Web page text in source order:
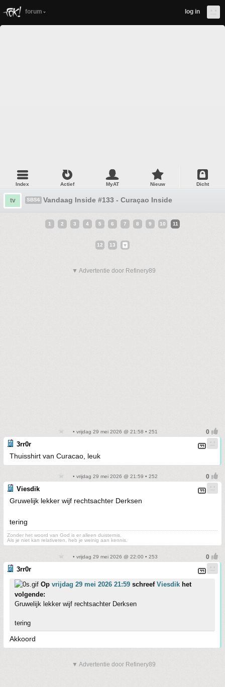
forum log in
Index Actief MyAT Nieuw Dicht
tv SBS6 Vandaag Inside #133 - Curaçao Inside
1 2 3 4 5 6 7 8 9 10 11
12 13
▼ Advertentie door Refinery89
• vrijdag 29 mei 2026 @ 21:58 • 251
3rr0r
Thuisshirt van Curacao, leuk
• vrijdag 29 mei 2026 @ 21:59 • 252
Viesdik
Gruwelijk lekker wijf rechtsachter Derksen
tering
Zonder het woord van God is er alleen duisternis.
Als je niet kan relativeren, heb je weinig aan kennis.
• vrijdag 29 mei 2026 @ 22:00 • 253
3rr0r
Op vrijdag 29 mei 2026 21:59 schreef Viesdik het
volgende:
Gruwelijk lekker wijf rechtsachter Derksen
tering
Akkoord
▼ Advertentie door Refinery89